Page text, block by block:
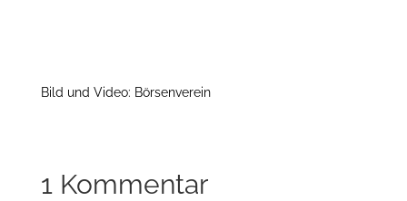
Bild und Video: Börsenverein
1 Kommentar